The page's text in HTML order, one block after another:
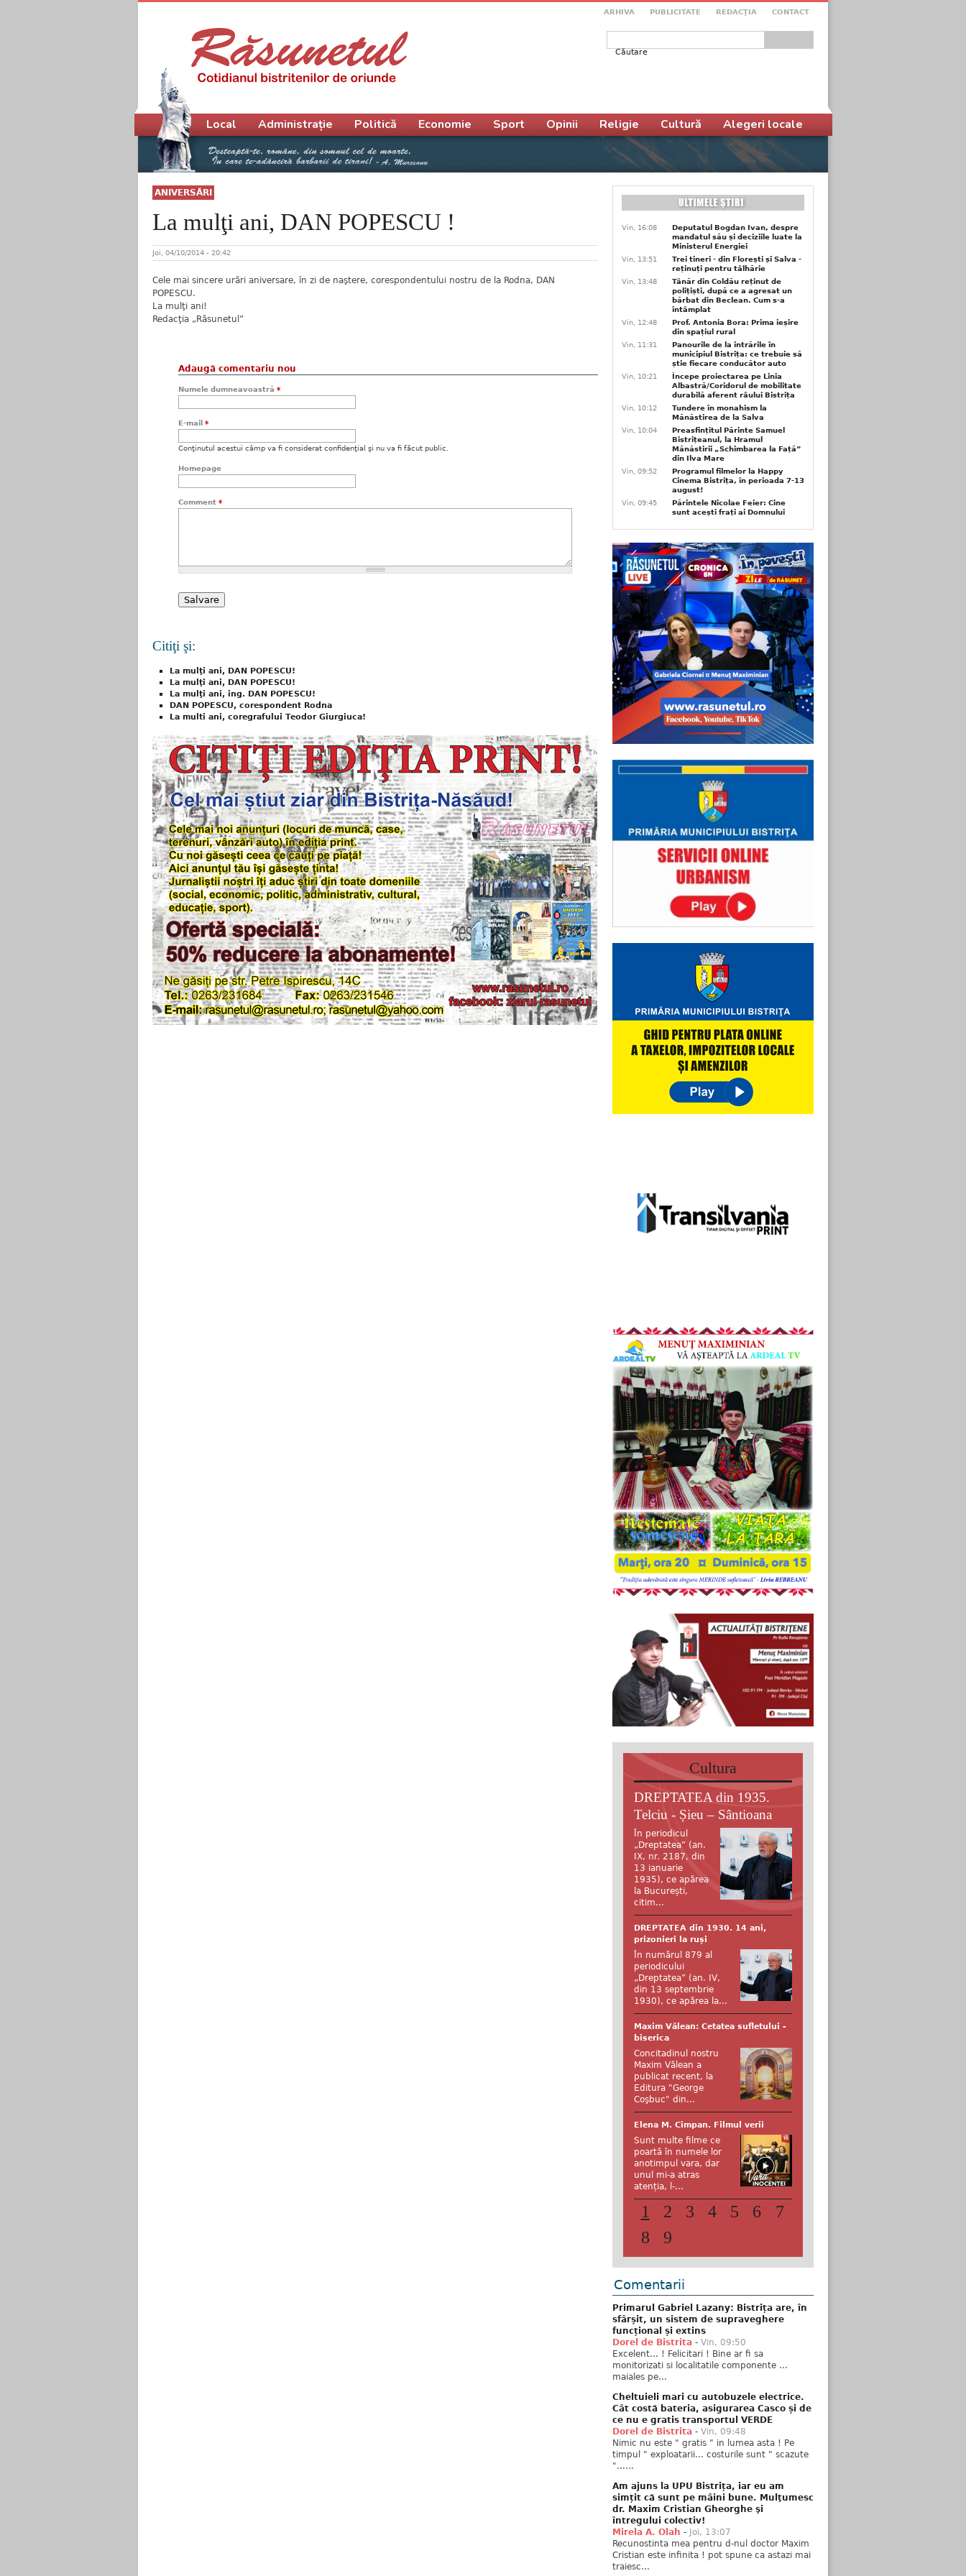
ARHIVA PUBLICITATE REDACŢIA CONTACT
Formular de căutare
ANIVERSĂRI
La mulţi ani, DAN POPESCU !
Joi, 04/10/2014 - 20:42
Cele mai sincere urări aniversare, în zi de naştere, corespondentului nostru de la Rodna, DAN
POPESCU.
La mulţi ani!
Redacţia „Răsunetul”
Adaugă comentariu nou
Numele dumneavoastră *
E-mail *
Conţinutul acestui câmp va fi considerat confidenţial şi nu va fi făcut public.
Homepage
Comment *
Citiţi şi:
La mulţi ani, DAN POPESCU!
La mulţi ani, DAN POPESCU!
La mulţi ani, ing. DAN POPESCU!
DAN POPESCU, corespondent Rodna
La multi ani, coregrafului Teodor Giurgiuca!
Meniu principal
Local Administrație Politică Economie Sport Opinii Religie Cultură Alegeri locale
Vin, 16:08
Deputatul Bogdan Ivan, despre
mandatul său și deciziile luate la
Ministerul Energiei
Vin, 13:51
Trei tineri - din Florești și Salva -
reținuți pentru tâlhărie
Vin, 13:48
Tânăr din Coldău reținut de
polițiști, după ce a agresat un
bărbat din Beclean. Cum s-a
întâmplat
Vin, 12:48
Prof. Antonia Bora: Prima ieșire
din spațiul rural
Vin, 11:31
Panourile de la intrările în
municipiul Bistrița: ce trebuie să
știe fiecare conducător auto
Vin, 10:21
Începe proiectarea pe Linia
Albastră/Coridorul de mobilitate
durabilă aferent râului Bistrița
Vin, 10:12
Tundere în monahism la
Mănăstirea de la Salva
Vin, 10:04
Preasfințitul Părinte Samuel
Bistrițeanul, la Hramul
Mănăstirii „Schimbarea la Față”
din Ilva Mare
Vin, 09:52
Programul filmelor la Happy
Cinema Bistrița, în perioada 7-13
august!
Vin, 09:45
Părintele Nicolae Feier: Cine
sunt acești frați ai Domnului
Cultura
DREPTATEA din 1935.
Telciu - Șieu – Sântioana
În periodicul
„Dreptatea” (an.
IX, nr. 2187, din
13 ianuarie
1935), ce apărea
la București,
citim...
DREPTATEA din 1930. 14 ani,
prizonieri la ruși
În numărul 879 al
periodicului
„Dreptatea” (an. IV,
din 13 septembrie
1930), ce apărea la...
Maxim Vălean: Cetatea sufletului -
biserica
Concitadinul nostru
Maxim Vălean a
publicat recent, la
Editura "George
Coşbuc" din...
Elena M. Cîmpan. Filmul verii
Sunt multe filme ce
poartă în numele lor
anotimpul vara, dar
unul mi-a atras
atenția, l-...
1 2 3 4 5 6
7
8
9
Comentarii
Primarul Gabriel Lazany: Bistrița are, în
sfârșit, un sistem de supraveghere
funcțional și extins
Dorel de Bistrita - Vin, 09:50
Excelent... ! Felicitari ! Bine ar fi sa
monitorizati si localitatile componente ...
maiales pe...
Cheltuieli mari cu autobuzele electrice.
Cât costă bateria, asigurarea Casco și de
ce nu e gratis transportul VERDE
Dorel de Bistrita - Vin, 09:48
Nimic nu este " gratis " in lumea asta ! Pe
timpul " exploatarii... costurile sunt " scazute
"......
Am ajuns la UPU Bistrița, iar eu am
simțit că sunt pe mâini bune. Mulţumesc
dr. Maxim Cristian Gheorghe şi
întregului colectiv!
Mirela A. Olah - Joi, 13:07
Recunostinta mea pentru d-nul doctor Maxim
Cristian este infinita ! pot spune ca astazi mai
traiesc...